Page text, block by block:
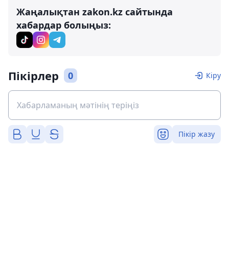
Жаңалықтан zakon.kz сайтында
хабардар болыңыз:
Пікірлер 0 Кіру
Пікір жазу